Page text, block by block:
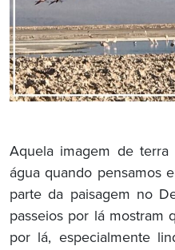
Aquela imagem de
água quando pensamos
parte da paisagem no
passeios por lá mostram
por lá, especialmente